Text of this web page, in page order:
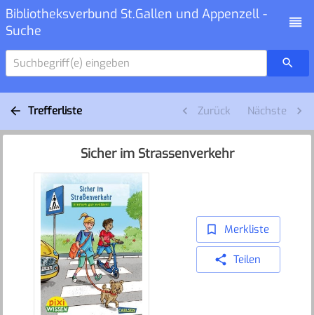
Bibliotheksverbund St.Gallen und Appenzell -
Suche
Suchbegriff(e) eingeben
Trefferliste Zurück Nächste
Sicher im Strassenverkehr
Merkliste
Teilen